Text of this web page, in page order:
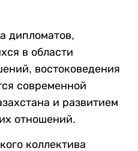
дипломатов,
в области
востоковедения
современной
и развитием
отношений.
коллектива